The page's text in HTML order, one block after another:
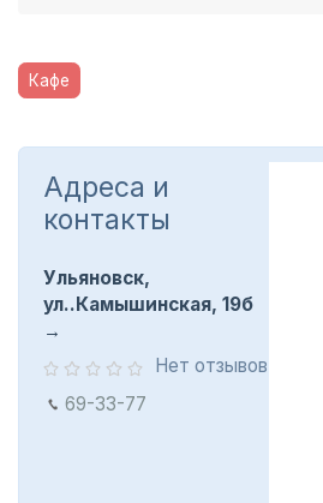
Кафе
Адреса и
контакты
Ульяновск,
ул..Камышинская, 19б
Нет отзывов
69-33-77